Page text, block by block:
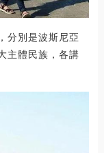
分別是波斯尼亞
主體民族，各講